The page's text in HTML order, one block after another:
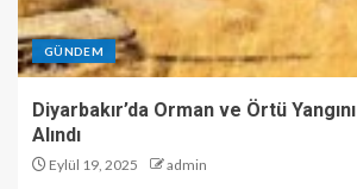
GÜNDEM
Diyarbakır’da Orman ve Örtü
Alındı
Eylül 19, 2025 admin